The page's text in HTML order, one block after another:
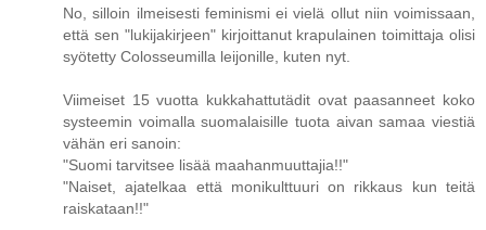
No, silloin ilmeisesti feminismi ei vielä ollut niin voimissaan,
että sen "lukijakirjeen" kirjoittanut krapulainen toimittaja olisi
syötetty Colosseumilla leijonille, kuten nyt.
Viimeiset 15 vuotta kukkahattutädit ovat paasanneet koko
systeemin voimalla suomalaisille tuota aivan samaa viestiä
vähän eri sanoin:
"Suomi tarvitsee lisää maahanmuuttajia!!"
"Naiset, ajatelkaa että monikulttuuri on rikkaus kun teitä
raiskataan!!"